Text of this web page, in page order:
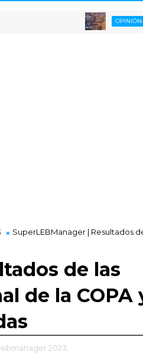
OPINIÓN
SuperLEBManager | Resultados
de las
de la COPA
2023,